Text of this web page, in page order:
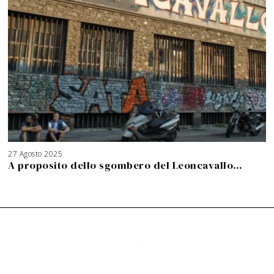
27 Agosto 2025
g
o
6
A proposito dello sgombero del Leoncavallo…